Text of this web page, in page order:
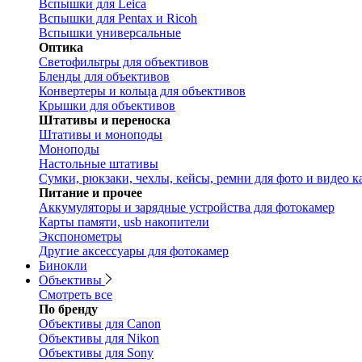
Вспышки для Leica
Вспышки для Pentax и Ricoh
Вспышки универсальные
Оптика
Светофильтры для объективов
Бленды для объективов
Конвертеры и кольца для объективов
Крышки для объективов
Штативы и переноска
Штативы и моноподы
Моноподы
Настольные штативы
Сумки, рюкзаки, чехлы, кейсы, ремни для фото и видео
Питание и прочее
Аккумуляторы и зарядные устройства для фотокамер
Карты памяти, usb накопители
Экспонометры
Другие аксессуары для фотокамер
Бинокли
Объективы
Смотреть все
По бренду
Объективы для Canon
Объективы для Nikon
Объективы для Sony